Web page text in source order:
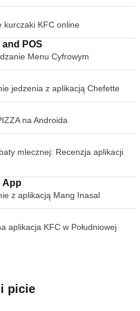
kurczaki KFC online
POS
Menu Cyfrowym
jedzenia z aplikacją Chefette
na Androida
mlecznej: Recenzja aplikacji
App
z aplikacją Mang Inasal
aplikacja KFC w Południowej
picie